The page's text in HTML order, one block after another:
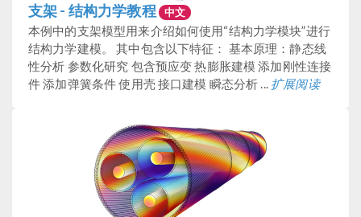
支架 - 结构力学教程 中文
本例中的支架模型用来介绍如何使用“结构力学模块”进行
结构力学建模。 其中包含以下特征： 基本原理：静态线
性分析 参数化研究 包含预应变 热膨胀建模 添加刚性连接
件 添加弹簧条件 使用壳 接口建模 瞬态分析 ... 扩展阅读